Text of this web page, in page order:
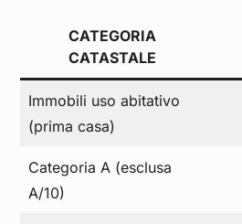
CATEGORIA
CATASTALE
Immobili uso abitativo
(prima casa)
Categoria A (esclusa
A/10)